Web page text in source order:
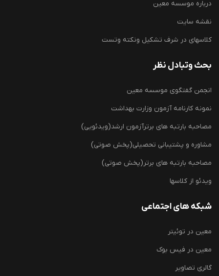
درباره موسسه معین
نقشه سایت
کلاسهای در شرف تشکیل ونکته وتست
بحث وتبادل نظر
انجمن گفتگوی موسسه معین
نمونه کارنامه آزمون وزارت بهداشت
مصاحبه بارتبه های برترآزمون ارشد(ویدئویی)
مشاوره و پشتیبانی تحصیلی(پخش صوتی)
مصاحبه بارتبه های برتر(پخش صوتی)
ویدئو از کلاسها
شبکه های اجتماعی
معین در توئیتر
معین در فیس بوک
گالری تصاویر